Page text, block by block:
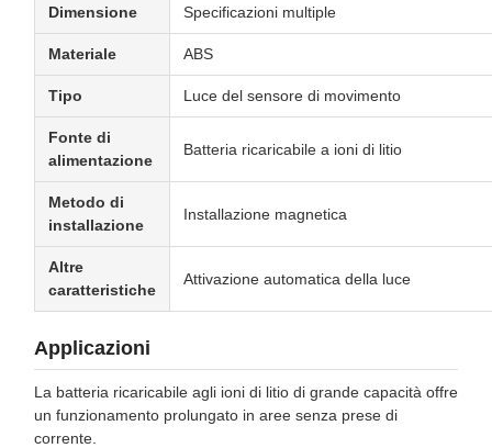
Dimensione Specificazioni multiple
Materiale ABS
Tipo Luce del sensore di movimento
Fonte di
alimentazione
Batteria ricaricabile a ioni di litio
Metodo di
installazione
Installazione magnetica
Altre
caratteristiche
Attivazione automatica della luce
Applicazioni
La batteria ricaricabile agli ioni di litio di grande capacità offre
un funzionamento prolungato in aree senza prese di
corrente.